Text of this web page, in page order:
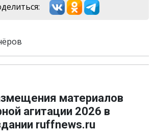
материалов
агитации 2026 в
ruffnews.ru